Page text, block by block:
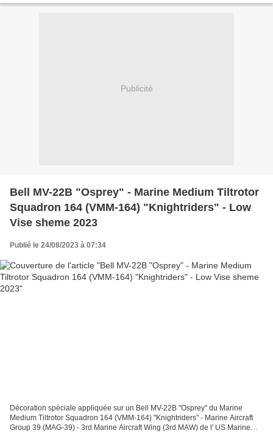
Publicité
Bell MV-22B "Osprey" - Marine Medium Tiltrotor
Squadron 164 (VMM-164) "Knightriders" - Low
Vise sheme 2023
Publié le 24/08/2023 à 07:34
Décoration spéciale appliquée sur un Bell MV-22B "Osprey" du Marine
Medium Tiltrotor Squadron 164 (VMM-164) "Knightriders" - Marine Aircraft
Group 39 (MAG-39) - 3rd Marine Aircraft Wing (3rd MAW) de l' US Marine